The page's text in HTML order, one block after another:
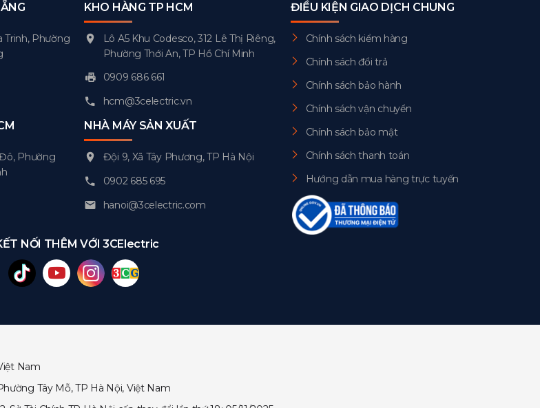
Trinh, Phường
Phường
KHO HÀNG TP HCM
Lô A5 Khu Codesco, 312 Lê Thị Riêng,
Phường Thới An, TP Hồ Chí Minh
0909 686 661
hcm@3celectric.vn
NHÀ MÁY SẢN XUẤT
Đội 9, Xã Tây Phương, TP Hà Nội
0902 685 695
hanoi@3celectric.com
ĐIỀU KIỆN GIAO DỊCH CHUNG
Chính sách kiểm hàng
Chính sách đổi trả
Chính sách bảo hành
Chính sách vận chuyển
Chính sách bảo mật
Chính sách thanh toán
Hướng dẫn mua hàng trực tuyến
NỐI THÊM VỚI 3CElectric
Nam
Tây Mỗ, TP Hà Nội, Việt Nam